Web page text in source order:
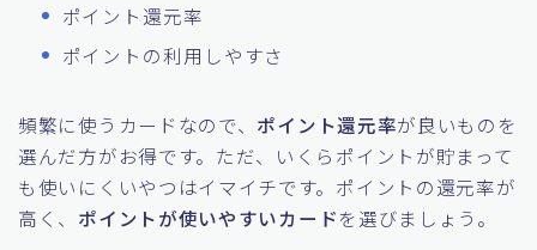
ポイント還元率
ポイントの利用しやすさ
頻繁に使うカードなので、 ポイント還元率が良いものを
選んだ方がお得です。ただ、いくらポイントが貯まって
も使いにくいやつはイマイチです。ポイントの還元率が
高く、 ポイントが使いやすいカードを選びましょう。